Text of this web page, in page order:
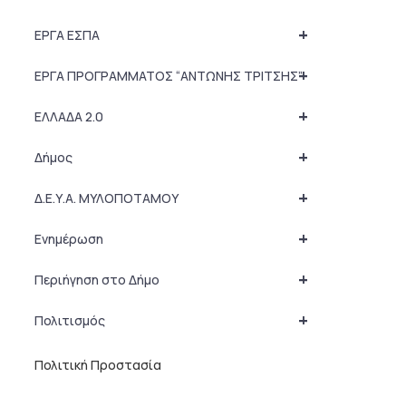
+
ΕΡΓΑ ΕΣΠΑ
+
ΕΡΓΑ ΠΡΟΓΡΑΜΜΑΤΟΣ “ΑΝΤΩΝΗΣ ΤΡΙΤΣΗΣ”
+
ΕΛΛΑΔΑ 2.0
+
Δήμος
+
Δ.Ε.Υ.Α. ΜΥΛΟΠΟΤΑΜΟΥ
+
Ενημέρωση
+
Περιήγηση στο Δήμο
+
Πολιτισμός
Πολιτική Προστασία